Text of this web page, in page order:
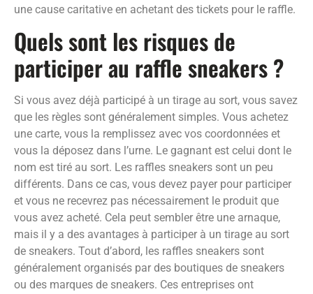
une cause caritative en achetant des tickets pour le raffle.
Quels sont les risques de
participer au raffle sneakers ?
Si vous avez déjà participé à un tirage au sort, vous savez
que les règles sont généralement simples. Vous achetez
une carte, vous la remplissez avec vos coordonnées et
vous la déposez dans l’urne. Le gagnant est celui dont le
nom est tiré au sort. Les raffles sneakers sont un peu
différents. Dans ce cas, vous devez payer pour participer
et vous ne recevrez pas nécessairement le produit que
vous avez acheté. Cela peut sembler être une arnaque,
mais il y a des avantages à participer à un tirage au sort
de sneakers. Tout d’abord, les raffles sneakers sont
généralement organisés par des boutiques de sneakers
ou des marques de sneakers. Ces entreprises ont